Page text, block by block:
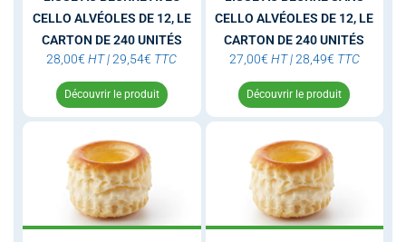
CELLO ALVÉOLES DE 12, LE
CARTON DE 240 UNITÉS
28,00€ HT| 29,54€ TTC
Découvrir le produit
CELLO ALVÉOLES DE 12, LE
CARTON DE 240 UNITÉS
27,00€ HT | 28,49€ TTC
Découvrir le produit